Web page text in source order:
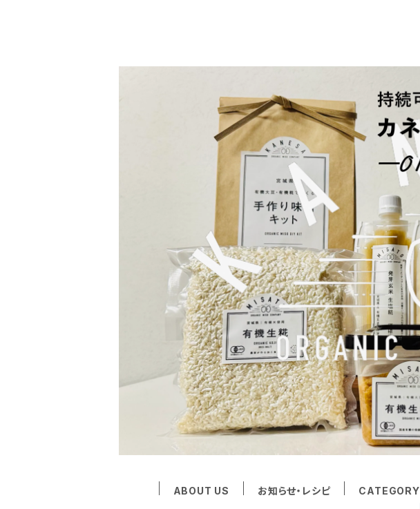
ABOUT US お知らせ・レシピ CATEGORY